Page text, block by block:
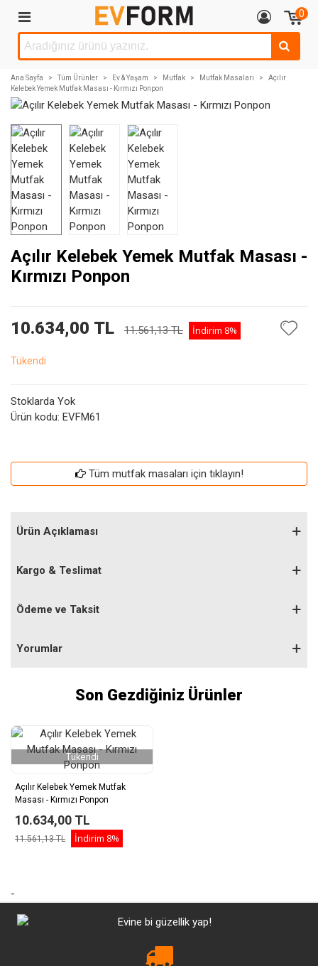
0
Ana Sayfa > Tüm Ürünler > Ev & Yaşam > Mutfak > Mutfak Masaları >
Açılır
Kelebek Yemek Mutfak Masası - Kırmızı Ponpon
Açılır Kelebek Yemek Mutfak Masası -
Kırmızı Ponpon
10.634,00 TL 11.561,13 TL İndirim 8%
Tükendi
Stoklarda Yok
Ürün kodu: EVFM61
Tüm mutfak masaları için tıklayın!
Ürün Açıklaması
Kargo & Teslimat
Ödeme ve Taksit
Yorumlar
Son Gezdiğiniz Ürünler
Tükendi
Açılır Kelebek Yemek Mutfak
Masası - Kırmızı Ponpon
10.634,00 TL
11.561,13 TL İndirim 8%
-